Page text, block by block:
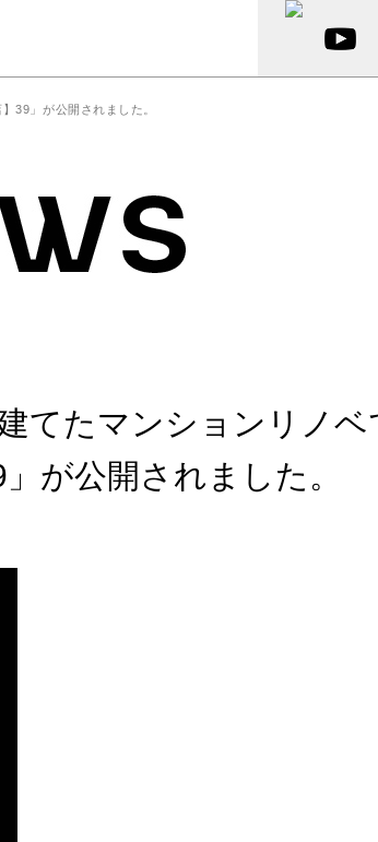
39」が公開されました。
てたマンションリノベ
が公開されました。